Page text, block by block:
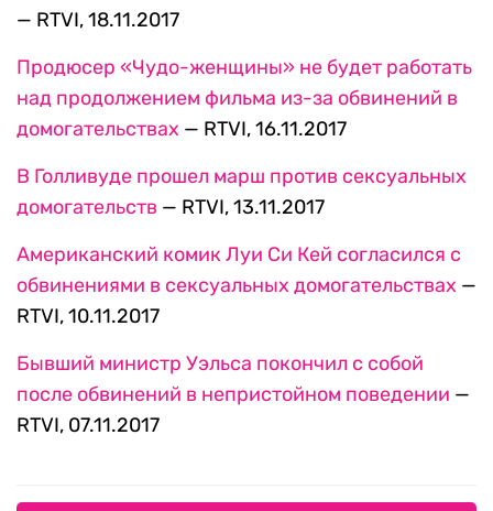
— RTVI, 18.11.2017
Продюсер «Чудо-женщины» не будет работать
над продолжением фильма из-за обвинений в
домогательствах — RTVI, 16.11.2017
В Голливуде прошел марш против сексуальных
домогательств — RTVI, 13.11.2017
Американский комик Луи Си Кей согласился с
обвинениями в сексуальных домогательствах —
RTVI, 10.11.2017
Бывший министр Уэльса покончил с собой
после обвинений в непристойном поведении —
RTVI, 07.11.2017